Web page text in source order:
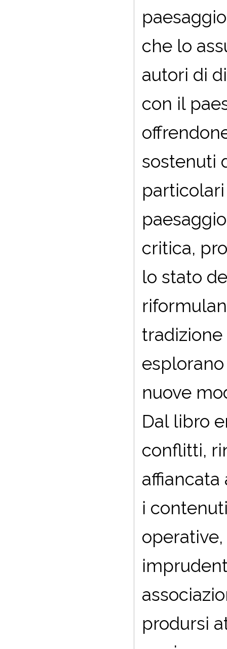
che lo
autori di
con il
sostenuti
critica,
lo stato
nuove
Dal libro
conflitti,
i
prodursi